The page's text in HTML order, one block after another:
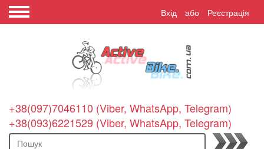
Вхід або Реєстрація
+38(097)7046110 (Viber, WhatsApp, Telegram)
+38(093)6221529 (Viber, WhatsApp, Telegram)
Пошук